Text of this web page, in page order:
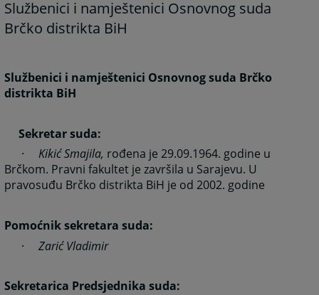
Službenici i namještenici Osnovnog suda
Brčko distrikta BiH
Službenici i namještenici Osnovnog suda Brčko
distrikta BiH
Sekretar suda:
·Kikić Smajila, rođena je 29.09.1964. godine u
Brčkom. Pravni fakultet je završila u Sarajevu. U
pravosuđu Brčko distrikta BiH je od 2002. godine
Pomoćnik sekretara suda:
·Zarić Vladimir
Sekretarica Predsjednika suda: